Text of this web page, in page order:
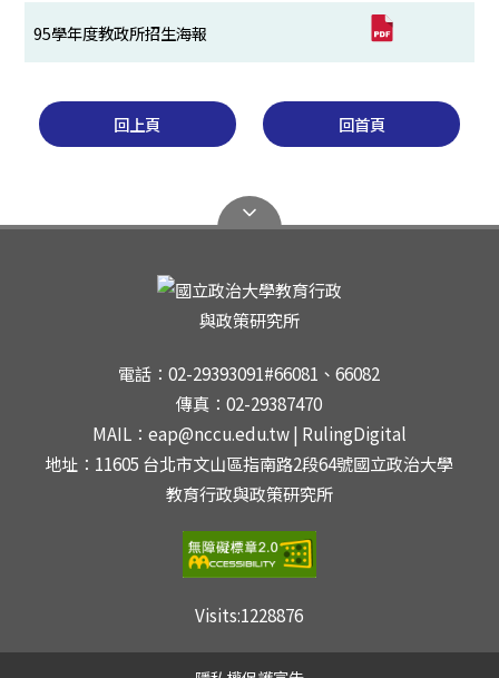
95學年度教政所招生海報
回上頁 回首頁
電話：02-29393091#66081、66082
傳真：02-29387470
MAIL：eap@nccu.edu.tw | RulingDigital
地址：11605 台北市文山區指南路2段64號國立政治大學
教育行政與政策研究所
Visits:1228876